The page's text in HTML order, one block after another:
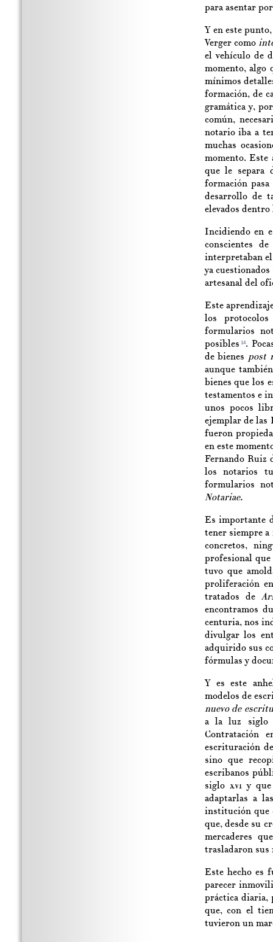
para asentar
Y en este
Verger como
el vehículo de
momento, algo
mínimos
formación, de
gramática y,
común,
notario iba a
muchas
momento. Este
que le separa
formación
desarrollo de
elevados
Incidiendo en
conscientes
interpretaban el
ya
artesanal del
Este
los
formularios
posibles 14.
de bienes post
aunque
bienes que los
testamentos e
unos pocos
ejemplar de las
fueron
en este
Fernando Ruiz
los notarios
formularios
Notariae.
Es importante
tener siempre a
concretos,
profesional
tuvo que
proliferación
tratados de
encontramos
centuria, nos
divulgar los
adquirido sus
fórmulas y
Y es este
modelos de
nuevo de
a la luz siglo
Contratación
escrituración
sino que
escribanos
siglo xviy que
adaptarlas a
institución que
que, desde su
mercaderes
trasladaron sus
Este hecho es
parecer
práctica diaria,
que, con el
tuvieron un